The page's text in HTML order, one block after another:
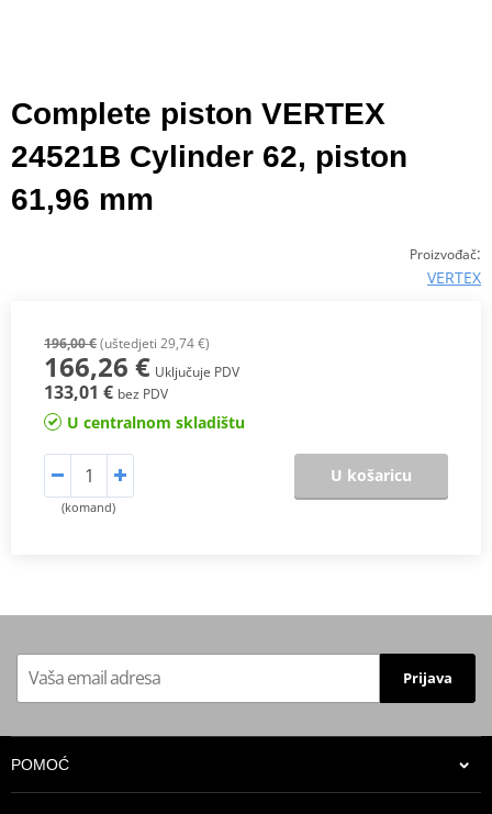
Complete piston VERTEX
24521B Cylinder 62, piston
61,96 mm
Proizvođač:
VERTEX
196,00 €(uštedjeti 29,74 €)
166,26 € Uključuje PDV
133,01 € bez PDV
U centralnom skladištu
(komand)
U košaricu
Prijava
POMOĆ